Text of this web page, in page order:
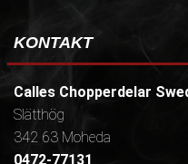
KONTAKT
Calles Chopperdelar
Slätthög
342 63 Moheda
0472-77131